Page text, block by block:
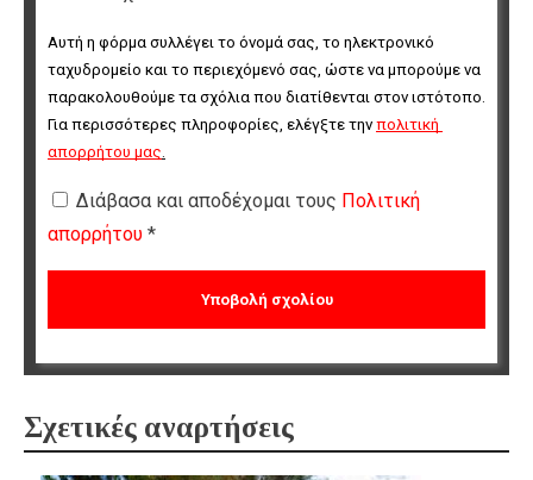
Αυτή η φόρμα συλλέγει το όνομά σας, το ηλεκτρονικό
ταχυδρομείο και το περιεχόμενό σας, ώστε να μπορούμε να
παρακολουθούμε τα σχόλια που διατίθενται στον ιστότοπο.
Για περισσότερες πληροφορίες, ελέγξτε την πολιτική
απορρήτου μας.
Διάβασα και αποδέχομαι τους Πολιτική
απορρήτου *
Σχετικές αναρτήσεις